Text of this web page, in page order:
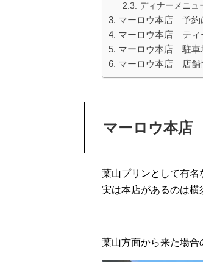
ディナーメニュ
マーロウ本店 予約
マーロウ本店 ティ
マーロウ本店 駐車
マーロウ本店 店舗
マーロウ本店
葉山プリンとして有名
実は本店があるのは横
葉山方面から来た場合